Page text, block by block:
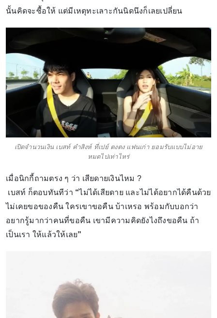
นั้นคิดจะซื้อให้ แต่มีเหตุทะเลาะกันนิดนึงก็เลยเปลี่ยน
เปิดจำนวนเงิน เบสท์ คำสิงห์ ที่เปย์ ตงตง แฟนเก่า ยอมรับแบบไม่อาย
หมดไปเท่าไหร่
เมื่อนิกกี้ถามตรง ๆ ว่า เสียดายเงินไหม ?
เบสท์ ก็ตอบทันทีว่า “ไม่ได้เสียดาย และไม่ได้อยากได้คืนด้วย
ไม่เคยขอของคืน ใครเขาขอคืน บ้าเหรอ พร้อมกับบอกว่า
อยากรู้มากว่าคนที่ขอคืน เขามีความคิดยังไงถึงขอคืน ถ้า
เป็นเรา ให้แล้วให้เลย”